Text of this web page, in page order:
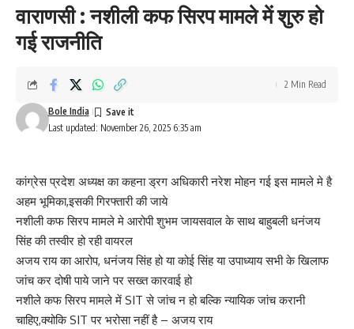
वाराणसी : नशीली कफ सिरप मामले में शुरु हो
गई राजनीति
Last updated: November 26, 2025 6:35 am
Bole India
2 Min Read
कांग्रेस प्रदेश अध्यक्ष का कहना ड्रग अधिकारी नरेश मोहन गई इस मामले मे है
अहम भूमिका,इसकी गिरफ्तारी की जाये
नशीली कफ सिरप मामले मे आरोपी शुभम जायसवाल के साथ बाहुबली धनंजय
सिंह की तस्वीर हो रही वायरल
अजय राय का आरोप, धनंजय सिंह हो या कोई सिंह या उपाध्याय सभी के खिलाफ
जांच कर दोषी पाये जाने पर सख्त कारवाई हो
नशीले कफ सिरप मामले में SIT से जांच न हो बल्कि न्यायिक जांच करानी
चाहिए,क्योकि SIT पर भरोसा नहीं है – अजय राय